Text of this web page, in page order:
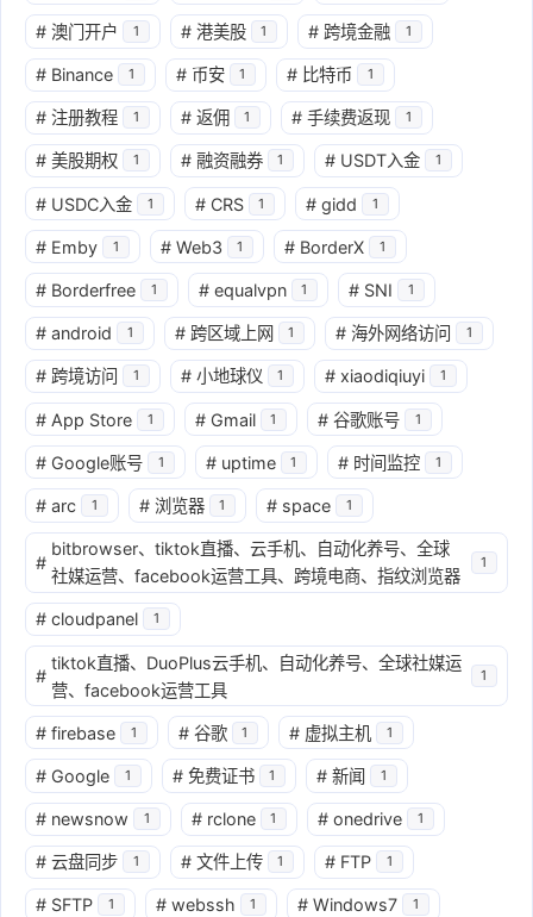
# 澳门开户 1 # 港美股 1 # 跨境金融 1
# Binance 1 # 币安 1 # 比特币 1
# 注册教程 1 # 返佣 1 # 手续费返现 1
# 美股期权 1 # 融资融券 1 # USDT入金 1
# USDC入金 1 # CRS 1 # gidd 1
# Emby 1 # Web3 1 # BorderX 1
# Borderfree 1 # equalvpn 1 # SNI 1
# android 1 # 跨区域上网 1 # 海外网络访问 1
# 跨境访问 1 # 小地球仪 1 # xiaodiqiuyi 1
# App Store 1 # Gmail 1 # 谷歌账号 1
# Google账号 1 # uptime 1 # 时间监控 1
# arc 1 # 浏览器 1 # space 1
#
bitbrowser、tiktok直播、云手机、自动化养号、全球
社媒运营、facebook运营工具、跨境电商、指纹浏览器
1
# cloudpanel 1
#
tiktok直播、DuoPlus云手机、自动化养号、全球社媒运
营、facebook运营工具
1
# firebase 1 # 谷歌 1 # 虚拟主机 1
# Google 1 # 免费证书 1 # 新闻 1
# newsnow 1 # rclone 1 # onedrive 1
# 云盘同步 1 # 文件上传 1 # FTP 1
# SFTP 1 # webssh 1 # Windows7 1